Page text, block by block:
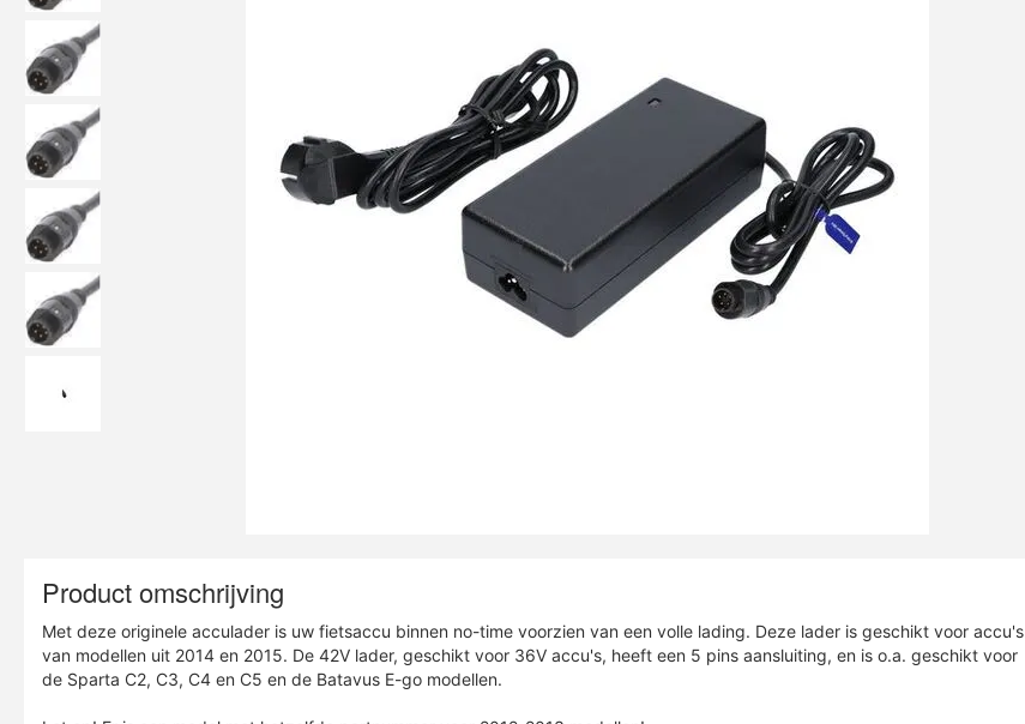
Product omschrijving
Met deze originele acculader is uw fietsaccu binnen no-time voorzien van een volle lading. Deze lader is geschikt voor accu's
van modellen uit 2014 en 2015. De 42V lader, geschikt voor 36V accu's, heeft een 5 pins aansluiting, en is o.a. geschikt voor
de Sparta C2, C3, C4 en C5 en de Batavus E-go modellen.